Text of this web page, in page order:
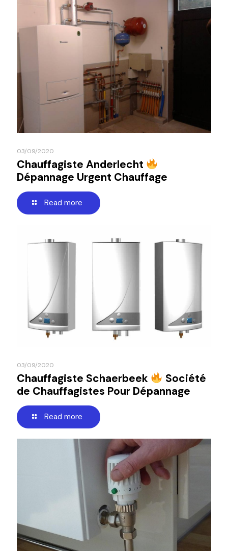
03/09/2020
Chauffagiste Anderlecht
Dépannage Urgent Chauffage
Read more
03/09/2020
Chauffagiste Schaerbeek
Société
de Chauffagistes Pour Dépannage
Read more